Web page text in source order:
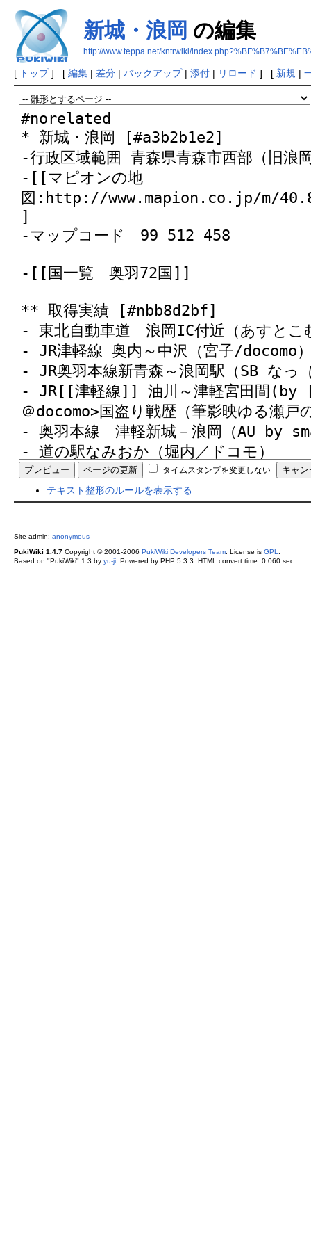
新城・浪岡 の編集
http://www.teppa.net/kntrwiki/
[ トップ] [ 編集| 差分| バックアップ| 添付| リロード ] [ 新規 |
タイムスタンプを変更しない
テキスト整形のルールを表示する
Site admin: anonymous
PukiWiki 1.4.7Copyright © 2001-2006 PukiWiki Developers Team. License is GPL
Based on "PukiWiki" 1.3 by yu-ji. Powered by PHP 5.3.3. HTML convert time: 0.060 sec.